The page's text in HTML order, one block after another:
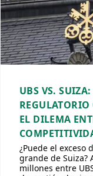
UBS VS.
EL DILEMA
¿Puede el exceso
grande de Suiza?
millones entre